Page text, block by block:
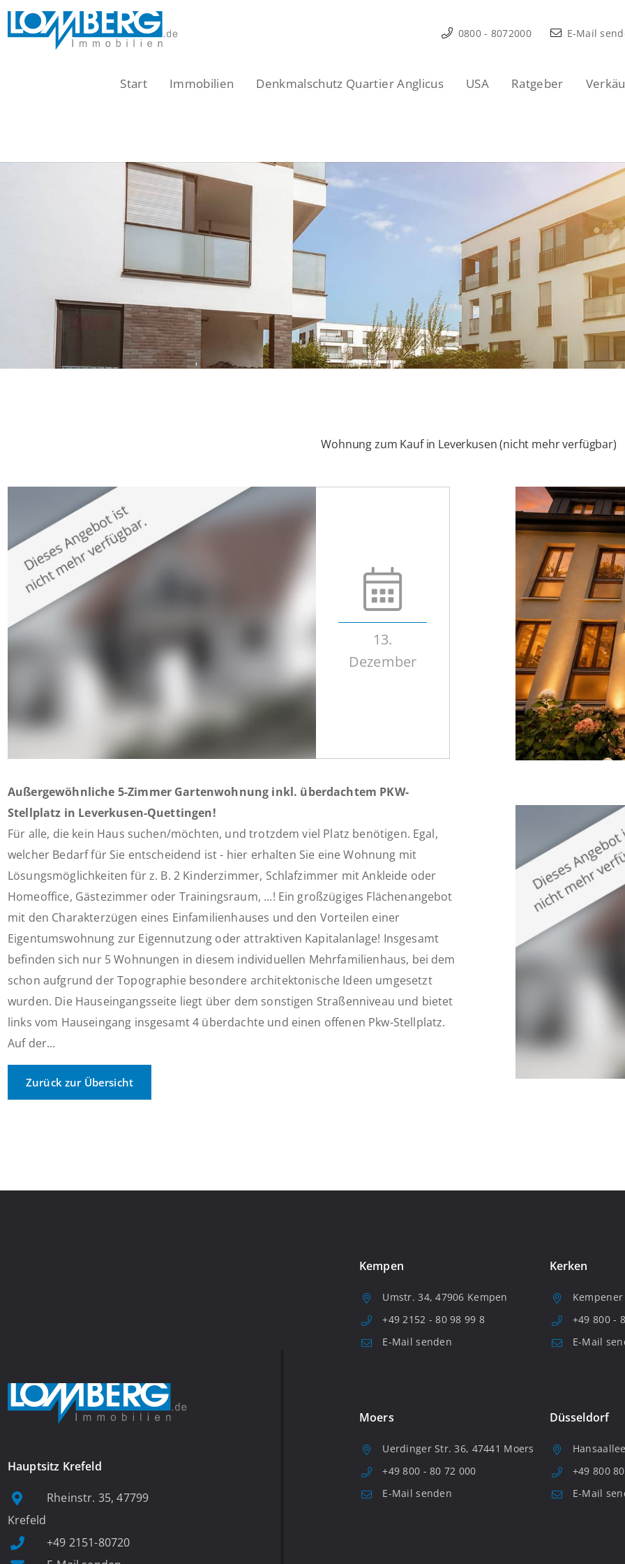
Zum
Inhalt
0800 - 8072000 E-Mail
Start Immobilien Denkmalschutz Quartier Anglicus USA Ratgeber
Wohnung zum Kauf in Leverkusen (nicht mehr verfügbar)
13.
Dezember
Außergewöhnliche 5-Zimmer Gartenwohnung inkl. überdachtem PKW-
Stellplatz in Leverkusen-Quettingen!
Für alle, die kein Haus suchen/möchten, und trotzdem viel Platz benötigen. Egal,
welcher Bedarf für Sie entscheidend ist - hier erhalten Sie eine Wohnung mit
Lösungsmöglichkeiten für z. B. 2 Kinderzimmer, Schlafzimmer mit Ankleide oder
Homeoffice, Gästezimmer oder Trainingsraum, ...! Ein großzügiges Flächenangebot
mit den Charakterzügen eines Einfamilienhauses und den Vorteilen einer
Eigentumswohnung zur Eigennutzung oder attraktiven Kapitalanlage! Insgesamt
befinden sich nur 5 Wohnungen in diesem individuellen Mehrfamilienhaus, bei dem
schon aufgrund der Topographie besondere architektonische Ideen umgesetzt
wurden. Die Hauseingangsseite liegt über dem sonstigen Straßenniveau und bietet
links vom Hauseingang insgesamt 4 überdachte und einen offenen Pkw-Stellplatz.
Auf der...
Zurück zur Übersicht
Hauptsitz Krefeld
Rheinstr. 35, 47799
Krefeld
+49 2151-80720
Kempen
Umstr. 34, 47906 Kempen
+49 2152 - 80 98 99 8
E-Mail senden
Kerken
+49 800 -
E-Mail
Moers
Uerdinger Str. 36, 47441 Moers
+49 800 - 80 72 000
E-Mail senden
Düsseldorf
+49 800
E-Mail